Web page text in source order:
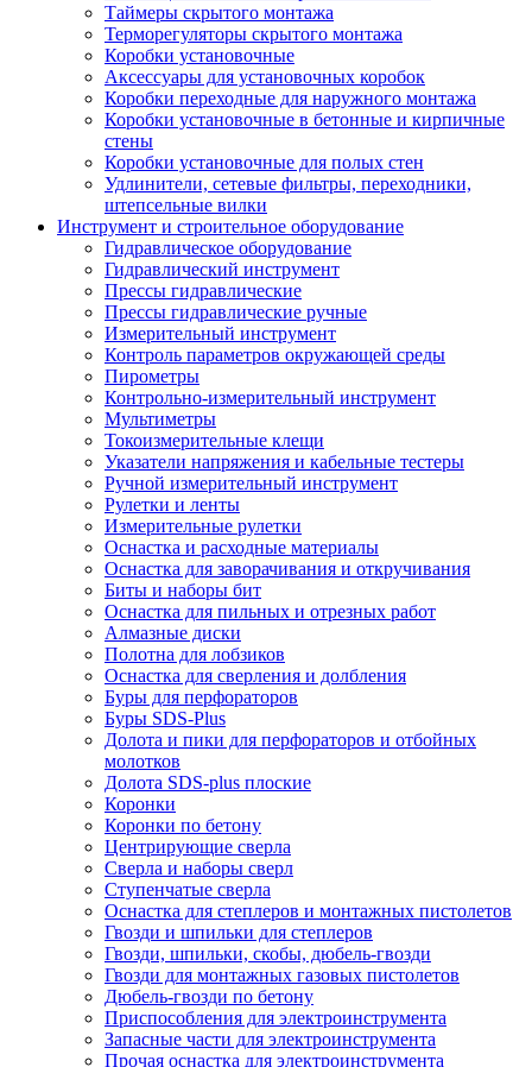
Таймеры скрытого монтажа
Терморегуляторы скрытого монтажа
Коробки установочные
Аксессуары для установочных коробок
Коробки переходные для наружного монтажа
Коробки установочные в бетонные и кирпичные
стены
Коробки установочные для полых стен
Удлинители, сетевые фильтры, переходники,
штепсельные вилки
Инструмент и строительное оборудование
Гидравлическое оборудование
Гидравлический инструмент
Прессы гидравлические
Прессы гидравлические ручные
Измерительный инструмент
Контроль параметров окружающей среды
Пирометры
Контрольно-измерительный инструмент
Мультиметры
Токоизмерительные клещи
Указатели напряжения и кабельные тестеры
Ручной измерительный инструмент
Рулетки и ленты
Измерительные рулетки
Оснастка и расходные материалы
Оснастка для заворачивания и откручивания
Биты и наборы бит
Оснастка для пильных и отрезных работ
Алмазные диски
Полотна для лобзиков
Оснастка для сверления и долбления
Буры для перфораторов
Буры SDS-Plus
Долота и пики для перфораторов и отбойных
молотков
Долота SDS-plus плоские
Коронки
Коронки по бетону
Центрирующие сверла
Сверла и наборы сверл
Ступенчатые сверла
Оснастка для степлеров и монтажных пистолетов
Гвозди и шпильки для степлеров
Гвозди, шпильки, скобы, дюбель-гвозди
Гвозди для монтажных газовых пистолетов
Дюбель-гвозди по бетону
Приспособления для электроинструмента
Запасные части для электроинструмента
Прочая оснастка для электроинструмента